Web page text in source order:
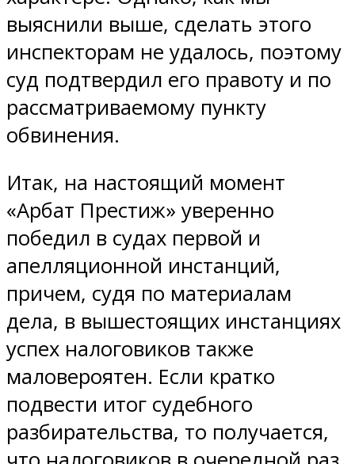
выяснили выше, сделать этого
инспекторам не удалось, поэтому
суд подтвердил его правоту и по
рассматриваемому пункту
обвинения.
Итак, на настоящий момент
«Арбат Престиж» уверенно
победил в судах первой и
апелляционной инстанций,
причем, судя по материалам
дела, в вышестоящих инстанциях
успех налоговиков также
маловероятен. Если кратко
подвести итог судебного
разбирательства, то получается,